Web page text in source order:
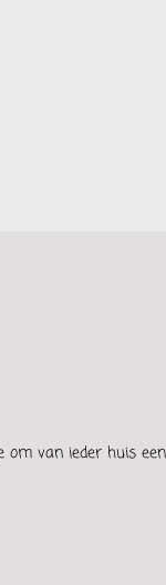
van ieder huis